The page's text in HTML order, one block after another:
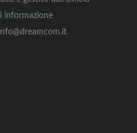
informazione